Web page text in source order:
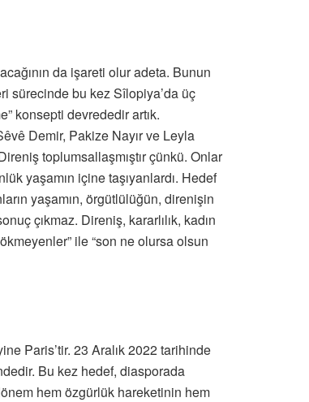
da işareti olur adeta. Bunun
sürecinde bu kez Sîlopiya’da üç
konsepti devrededir artık.
Demir, Pakize Nayır ve Leyla
toplumsallaşmıştır çünkü. Onlar
yaşamın içine taşıyanlardı. Hedef
yaşamın, örgütlülüğün, direnişin
çıkmaz. Direniş, kararlılık, kadın
ile “son ne olursa olsun
Paris’tir. 23 Aralık 2022 tarihinde
Bu kez hedef, diasporada
hem özgürlük hareketinin hem